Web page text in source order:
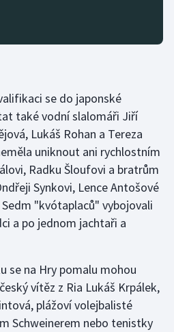
se do japonské
také vodní slalomáři Jiří
Lukáš Rohan a Tereza
uniknout ani rychlostním
Radku Šloufovi a bratrům
Synkovi, Lence Antošové
"kvótaplaců" vybojovali
a po jednom jachtaři a
se na Hry pomalu mohou
vítěz z Ria Lukáš Krpálek,
plážoví volejbalisté
Schweinerem nebo tenistky